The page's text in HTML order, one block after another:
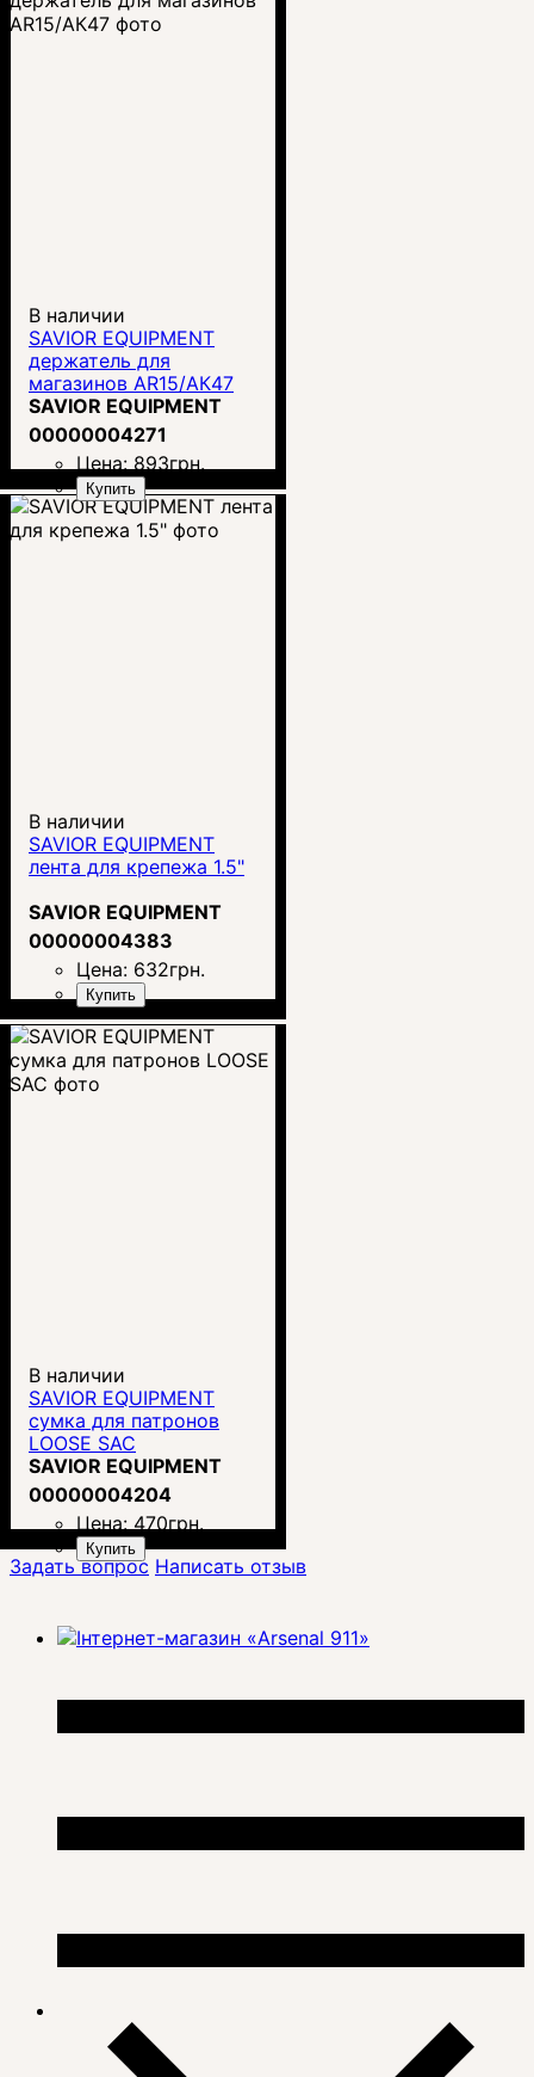
В наличии
SAVIOR EQUIPMENT
держатель для
магазинов AR15/АК47
SAVIOR EQUIPMENT
00000004271
Цена: 893грн.
Купить
В наличии
SAVIOR EQUIPMENT
лента для крепежа 1.5"
SAVIOR EQUIPMENT
00000004383
Цена: 632грн.
Купить
В наличии
SAVIOR EQUIPMENT
сумка для патронов
LOOSE SAC
SAVIOR EQUIPMENT
00000004204
Цена: 470грн.
Купить
Задать вопрос Написать отзыв